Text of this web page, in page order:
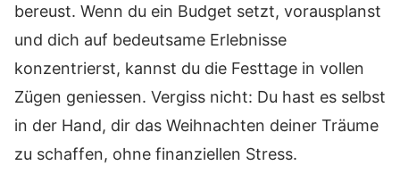
bereust. Wenn du ein Budget setzt, vorausplanst
und dich auf bedeutsame Erlebnisse
konzentrierst, kannst du die Festtage in vollen
Zügen geniessen. Vergiss nicht: Du hast es selbst
in der Hand, dir das Weihnachten deiner Träume
zu schaffen, ohne finanziellen Stress.